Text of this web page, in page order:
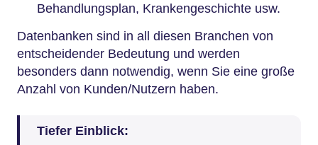
Behandlungsplan, Krankengeschichte usw.
Datenbanken sind in all diesen Branchen von
entscheidender Bedeutung und werden
besonders dann notwendig, wenn Sie eine große
Anzahl von Kunden/Nutzern haben.
Tiefer Einblick: